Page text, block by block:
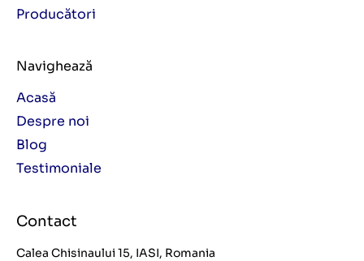
Producători
Navighează
Acasă
Despre noi
Blog
Testimoniale
Contact
Calea Chisinaului 15, IASI, Romania